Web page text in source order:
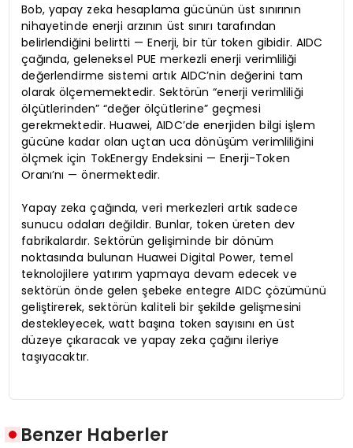
Bob, yapay zeka hesaplama gücünün üst sınırının
nihayetinde enerji arzının üst sınırı tarafından
belirlendiğini belirtti — Enerji, bir tür token gibidir. AIDC
çağında, geleneksel PUE merkezli enerji verimliliği
değerlendirme sistemi artık AIDC’nin değerini tam
olarak ölçememektedir. Sektörün “enerji verimliliği
ölçütlerinden” “değer ölçütlerine” geçmesi
gerekmektedir. Huawei, AIDC’de enerjiden bilgi işlem
gücüne kadar olan uçtan uca dönüşüm verimliliğini
ölçmek için TokEnergy Endeksini — Enerji-Token
Oranı’nı — önermektedir.
Yapay zeka çağında, veri merkezleri artık sadece
sunucu odaları değildir. Bunlar, token üreten dev
fabrikalardır. Sektörün gelişiminde bir dönüm
noktasında bulunan Huawei Digital Power, temel
teknolojilere yatırım yapmaya devam edecek ve
sektörün önde gelen şebeke entegre AIDC çözümünü
geliştirerek, sektörün kaliteli bir şekilde gelişmesini
destekleyecek, watt başına token sayısını en üst
düzeye çıkaracak ve yapay zeka çağını ileriye
taşıyacaktır.
Benzer Haberler